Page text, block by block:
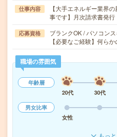
仕事内容
【大手エネルギー業界
事です】月次請求書発
応募資格
ブランクOK / パソコン
【必要なご経験】何ら
職場の雰囲気
年齢層
20代
30代
男女比率
女性
もっ